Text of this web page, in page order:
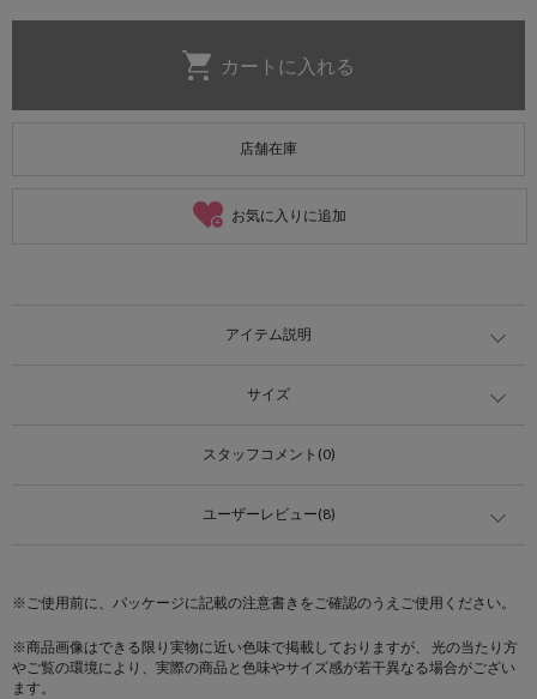
店舗在庫
お気に入りに追加
アイテム説明
サイズ
スタッフコメント(0)
ユーザーレビュー(8)
※ご使用前に、パッケージに記載の注意書きをご確認のうえご使用ください。
※商品画像はできる限り実物に近い色味で掲載しておりますが、 光の当たり方
やご覧の環境により、実際の商品と色味やサイズ感が若干異なる場合がござい
ます。